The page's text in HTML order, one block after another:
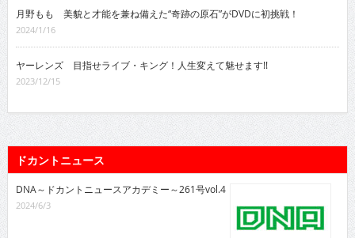
月野もも 美貌と才能を兼ね備えた“奇跡の原石”がDVDに初挑戦！
2024/1/16
ヤーレンズ 目指せライブ・キング！人生変えて魅せます!!
2023/12/15
ドカントニュース
DNA～ドカントニュースアカデミー～261号vol.4
2024/6/3